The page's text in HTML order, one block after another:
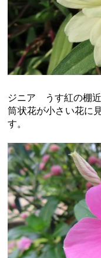
ジニア うす紅の棚近
筒状花が小さい花に
す。